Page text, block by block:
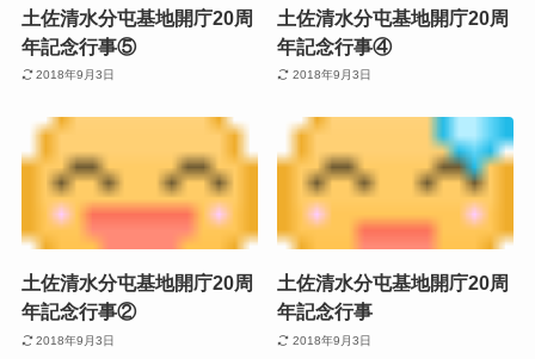
土佐清水分屯基地開庁20周
年記念行事⑤
2018年9月3日
土佐清水分屯基地開庁20周
年記念行事④
2018年9月3日
土佐清水分屯基地開庁20周
年記念行事②
2018年9月3日
土佐清水分屯基地開庁20周
年記念行事
2018年9月3日